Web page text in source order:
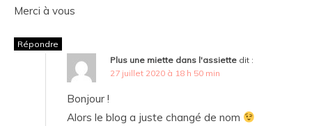
Merci à vous
Répondre
Plus une miette dans l'assiette dit :
27 juillet 2020 à 18 h 50 min
Bonjour !
Alors le blog a juste changé de nom